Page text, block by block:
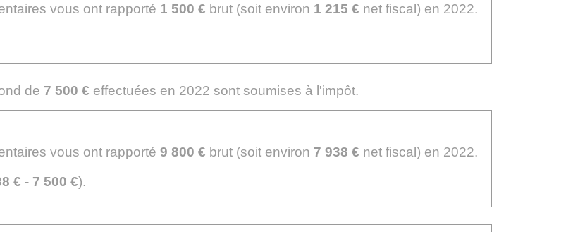
vous ont rapporté 1 500 € brut (soit environ 1 215 € net fiscal) en 2022.
de 7 500 € effectuées en 2022 sont soumises à l'impôt.
vous ont rapporté 9 800 € brut (soit environ 7 938 € net fiscal) en 2022.
€ - 7 500 €).